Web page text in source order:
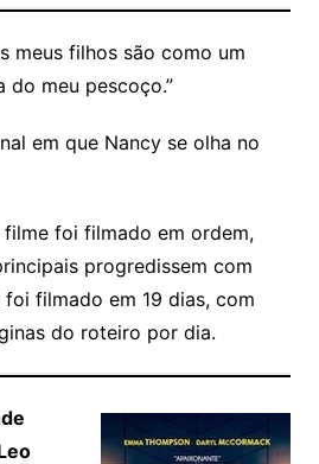
meus filhos são como um
meu pescoço.”
em que Nancy se olha no
filme foi filmado em ordem,
progredissem com
foi filmado em 19 dias, com
do roteiro por dia.